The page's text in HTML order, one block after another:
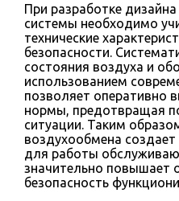
При разработке
системы необходимо
технические
безопасности.
состояния воздуха и
использованием
позволяет оперативно
нормы, предотвращая
ситуации. Таким
воздухообмена
для работы
значительно повышает
безопасность